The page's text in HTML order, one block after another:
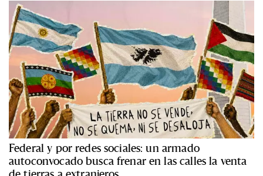
Federal y por redes sociales: un armado
autoconvocado busca frenar en las calles la venta